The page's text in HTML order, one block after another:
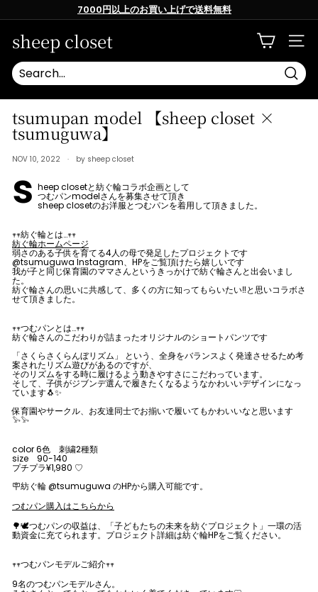
content
7000円以上のお買い上げで送料無料
sheep closet SITE
tsumupan model 【sheep closet ×
tsumuguwa】
NOV 10, 2022 by sheep closet
s heep closetと紡ぐ輪コラボ企画として
つむパンmodelさんを募集させて頂き
sheep closetのお洋服とつむパンを着用して頂きました。
𖥧𖥧紡ぐ輪とは…𖥧𖥧
紡ぐ輪ホームページ
弱さのある子供を育てる4人の母で発足したプロジェクトです
@tsumuguwa Instagram、HPをご覧頂けたら嬉しいです
我が子と同じ保育園のママさんというきっかけで紡ぐ輪さんと出会いまし
た。
紡ぐ輪さんの思いに共感して、多くの方に知ってもらいたい‼️と思いコラボさ
せて頂きました。
𖥧𖥧つむパンとは…𖥧𖥧
紡ぐ輪さんのこだわりが詰まったオリジナルのショートパンツです
「さくらさくらんぼリズム」 という、全身をバランスよく発達させるため考
案されたリズム遊びがあるのですが、
そのリズムをする時に履けるよう動きやすさにこだわっています。
そして、子供がジブンデ選んで履きたくなるようなかわいいデザインになっ
ています🐧✨
保育園やサークル、お友達同士でお揃いで履いてもかわいいなと思います
𓅩𓅩
color 6色 刺繍2種類
size 90-140
プチプラ¥1,980 ♡
🪧紡ぐ輪 @tsumuguwa のHPから購入可能です。
つむパン購入はこちらから
🌳🕊つむパンの収益は、「子どもたちの未来を紡ぐプロジェクト」一環の活
動資金に充てられます。プロジェクト詳細は紡ぐ輪HPをご覧ください。
𖥧𖥧つむパンモデルご紹介𖥧𖥧
9名のつむパンモデルさん。